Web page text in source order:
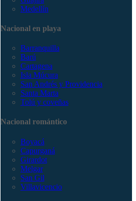
Medellín
Nacional en playa
Barranquilla
Barú
Cartagena
Isla Múcura
San Andrés y Providencia
Santa Marta
Tolú y coveñas
Nacional romántico
Boyacá
Capurganá
Girardot
Melgar
San Gil
Villavicencio